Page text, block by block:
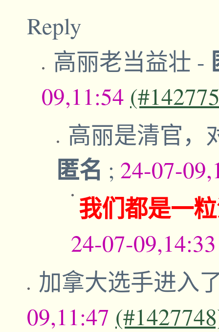
Reply
高丽老当益壮 -
09,11:54
高丽是清官，
匿名 ; 24-07-
我们都是一
24-07-
加拿大选手进入
09,11:47